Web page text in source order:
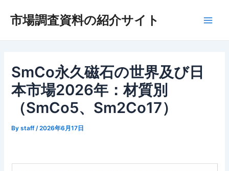
市場調査資料の紹介サイト
SmCo永久磁石の世界及び日
本市場2026年：材質別
（SmCo5、Sm2Co17）
Bystaff /2026年6月17日